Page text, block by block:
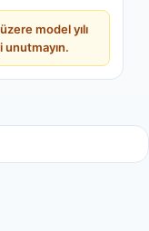
model yılı
unutmayın.